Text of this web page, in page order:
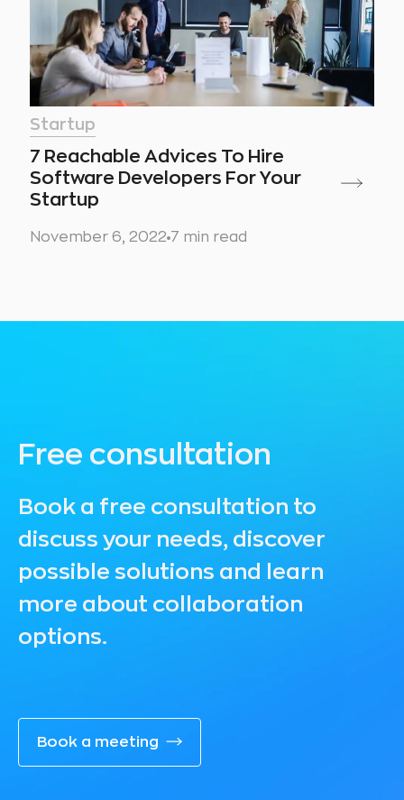
Startup
7 Reachable Advices To Hire
Software Developers For Your
Startup
November 6, 2022 7 min read
Free consultation
Book a free consultation to
discuss your needs, discover
possible solutions and learn
more about collaboration
options.
Book a meeting